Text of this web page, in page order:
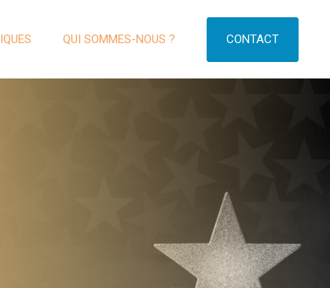
QUI SOMMES-NOUS ? CONTACT